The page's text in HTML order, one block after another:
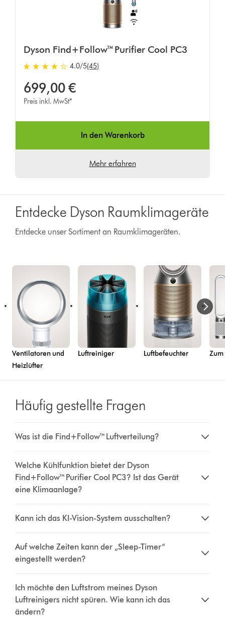
Dyson Find+Follow™ Purifier Cool PC3
4.0 von 5 Sternen in 45 Bewertungen
4.0/5(45)
699,00 €
Preis inkl. MwSt*
In den Warenkorb
Mehr erfahren
Entdecke Dyson Raumklimageräte
Entdecke unser Sortiment an Raumklimageräten.
Ventilatoren und
Heizlüfter
Luftreiniger Luftbefeuchter Zum
Häufig gestellte Fragen
Was ist die Find+Follow™ Luftverteilung?
Welche Kühlfunktion bietet der Dyson
Find+Follow™ Purifier Cool PC3? Ist das Gerät
eine Klimaanlage?
Kann ich das KI-Vision-System ausschalten?
Auf welche Zeiten kann der „Sleep-Timer“
eingestellt werden?
Ich möchte den Luftstrom meines Dyson
Luftreinigers nicht spüren. Wie kann ich das
ändern?